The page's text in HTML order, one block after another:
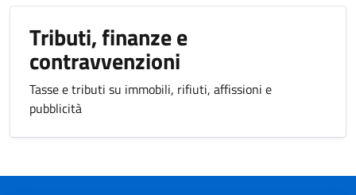
Tributi, finanze e
contravvenzioni
Tasse e tributi su immobili, rifiuti, affissioni e
pubblicità